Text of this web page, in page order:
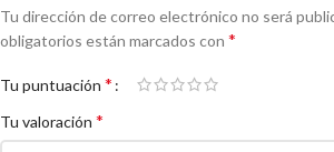
Tu dirección de correo electrónico no será
obligatorios están marcados con *
Tu puntuación *
Tu valoración *